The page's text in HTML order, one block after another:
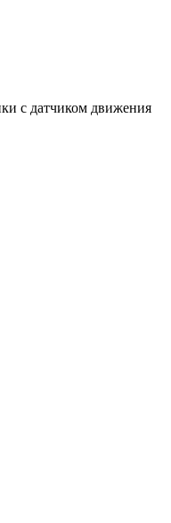
с датчиком движения